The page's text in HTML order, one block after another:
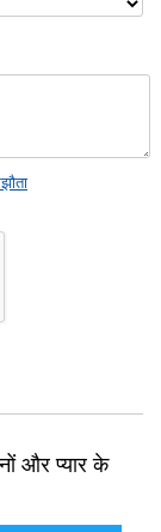
और प्यार के